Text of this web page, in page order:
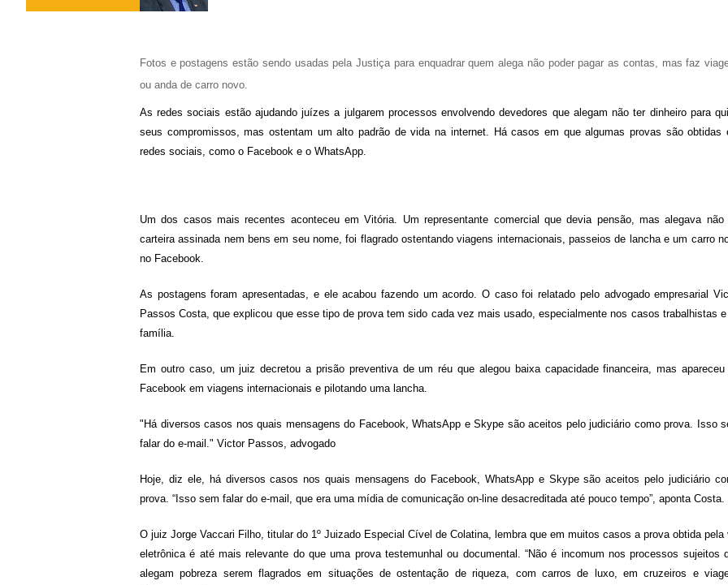
Fotos e postagens estão sendo usadas pela Justiça para enquadrar quem alega não poder pagar as contas, mas faz
ou anda de carro novo.
As redes sociais estão ajudando juízes a julgarem processos envolvendo devedores que alegam não ter dinheiro para
seus compromissos, mas ostentam um alto padrão de vida na internet. Há casos em que algumas provas são obtidas
redes sociais, como o Facebook e o WhatsApp.
Um dos casos mais recentes aconteceu em Vitória. Um representante comercial que devia pensão, mas alegava não
carteira assinada nem bens em seu nome, foi flagrado ostentando viagens internacionais, passeios de lancha e um carro
no Facebook.
As postagens foram apresentadas, e ele acabou fazendo um acordo. O caso foi relatado pelo advogado empresarial
Passos Costa, que explicou que esse tipo de prova tem sido cada vez mais usado, especialmente nos casos trabalhistas
família.
Em outro caso, um juiz decretou a prisão preventiva de um réu que alegou baixa capacidade financeira, mas apareceu
Facebook em viagens internacionais e pilotando uma lancha.
"Há diversos casos nos quais mensagens do Facebook, WhatsApp e Skype são aceitos pelo judiciário como prova. Isso
falar do e-mail." Victor Passos, advogado
Hoje, diz ele, há diversos casos nos quais mensagens do Facebook, WhatsApp e Skype são aceitos pelo judiciário
prova. “Isso sem falar do e-mail, que era uma mídia de comunicação on-line desacreditada até pouco tempo”, aponta Costa.
O juiz Jorge Vaccari Filho, titular do 1º Juizado Especial Cível de Colatina, lembra que em muitos casos a prova obtida pela
eletrônica é até mais relevante do que uma prova testemunhal ou documental. “Não é incomum nos processos sujeitos
alegam pobreza serem flagrados em situações de ostentação de riqueza, com carros de luxo, em cruzeiros e